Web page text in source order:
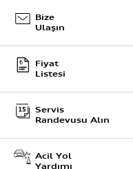
Bize
Ulaşın
Fiyat
Listesi
Servis
Randevusu Alın
Acil Yol
Yardımı